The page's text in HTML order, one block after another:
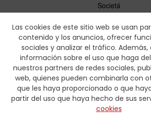
Las cookies de este sitio web se usan
contenido y los anuncios, ofrecer
sociales y analizar el tráfico.
información sobre el uso que haga
nuestros partners de redes sociales,
web, quienes pueden combinarla con
que les haya proporcionado o que
partir del uso que haya hecho de sus
cookies
Societá
Notizie ed Eventi
Servizi
Codice di condotta
Responsabilità sociale
Scaricare
Cataloghi di vendita
Certificati
Tabelle di pressatura
Formulario idraulica